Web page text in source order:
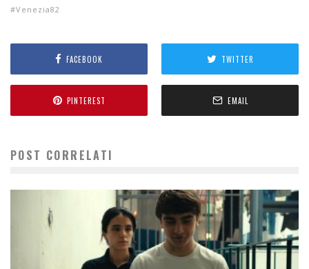
Venezia82
FACEBOOK TWITTER
PINTEREST EMAIL
POST CORRELATI